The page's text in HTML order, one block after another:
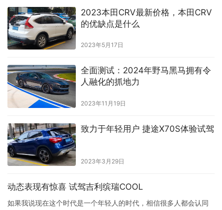
2023本田CRV最新价格，本田CRV
的优缺点是什么
2023年5月17日
全面测试：2024年野马黑马拥有令
人融化的抓地力
2023年11月19日
致力于年轻用户 捷途X70S体验试驾
2023年3月29日
动态表现有惊喜 试驾吉利缤瑞COOL
如果我说现在这个时代是一个年轻人的时代，相信很多人都会认同